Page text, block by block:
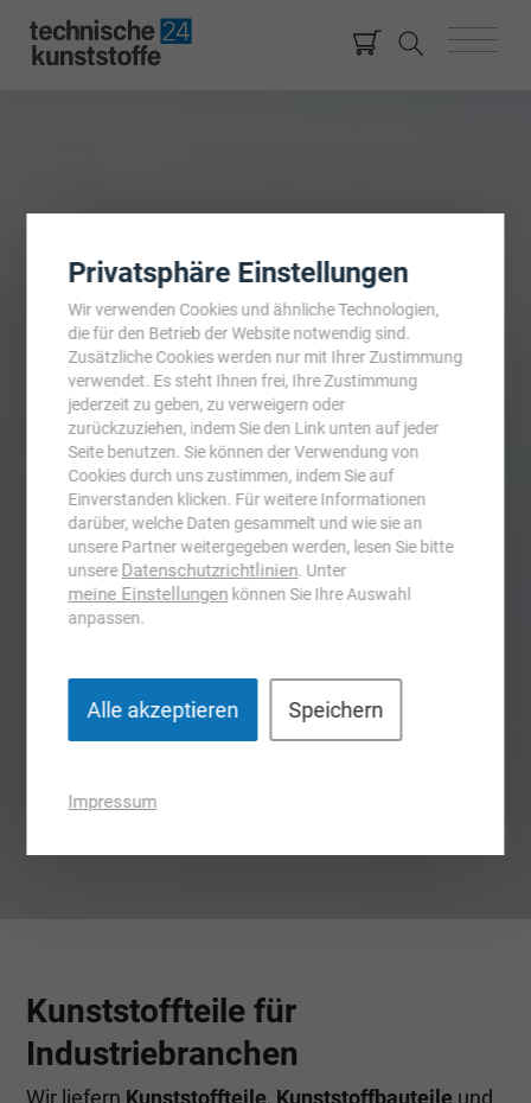
Kunststoffteile für
Industriebranchen
Wir liefern Kunststoffteile, Kunststoffbauteile und
Privatsphäre Einstellungen
Wir verwenden Cookies und ähnliche Technologien,
die für den Betrieb der Website notwendig sind.
Zusätzliche Cookies werden nur mit Ihrer Zustimmung
verwendet. Es steht Ihnen frei, Ihre Zustimmung
jederzeit zu geben, zu verweigern oder
zurückzuziehen, indem Sie den Link unten auf jeder
Seite benutzen. Sie können der Verwendung von
Cookies durch uns zustimmen, indem Sie auf
Einverstanden klicken. Für weitere Informationen
darüber, welche Daten gesammelt und wie sie an
unsere Partner weitergegeben werden, lesen Sie bitte
unsereDatenschutzrichtlinien. Unter
meine Einstellungen können Sie Ihre Auswahl
anpassen.
Alle akzeptieren Speichern
Impressum